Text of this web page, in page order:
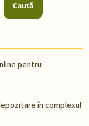
Caută
pentru
în complexul